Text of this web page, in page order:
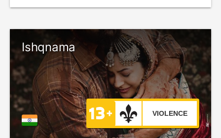
Ishqnama
VIOLENCE